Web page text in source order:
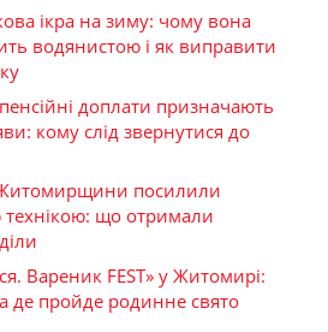
ікра на зиму: чому вона
водянистою і як виправити
доплати призначають
кому слід звернутися до
посилили
що отримали
Вареник FEST» у Житомирі:
де пройде родинне свято